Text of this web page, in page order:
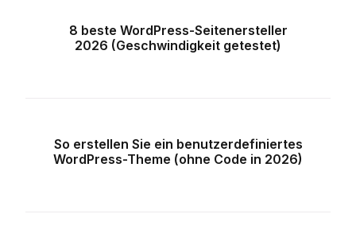
8 beste WordPress-Seitenersteller
2026 (Geschwindigkeit getestet)
So erstellen Sie ein benutzerdefiniertes
WordPress-Theme (ohne Code in 2026)